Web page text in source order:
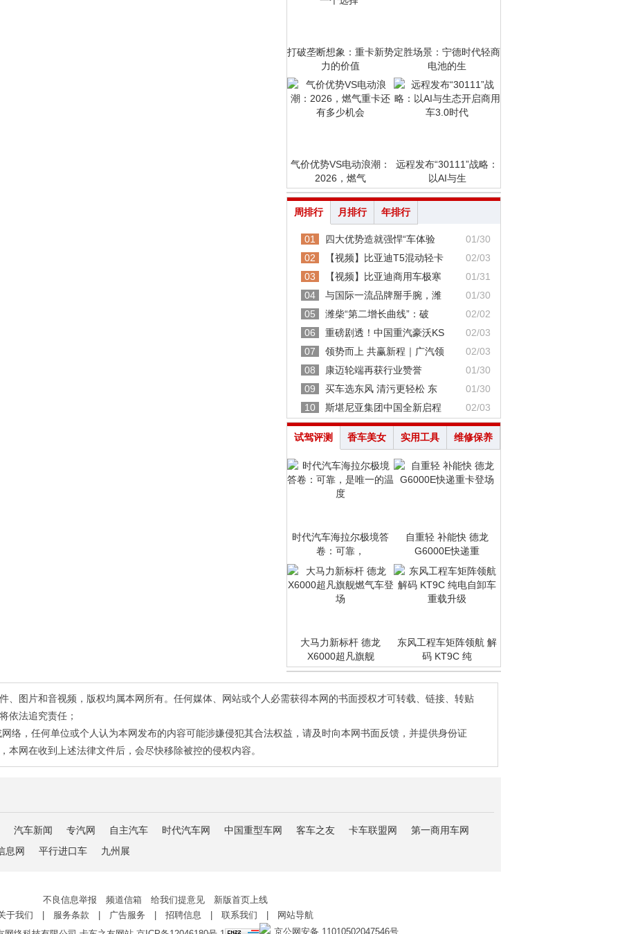
打破垄断想象：重卡新势
力的价值
定胜场景：宁德时代轻商
电池的生
气价优势VS电动浪潮：
2026，燃气
远程发布“30111”战略：
以AI与生
周排行 月排行 年排行
01 四大优势造就强悍“车体验
01/30
02
【视频】比亚迪T5混动轻卡
02/03
03
【视频】比亚迪商用车极寒
01/31
04
与国际一流品牌掰手腕，潍
01/30
05
潍柴“第二增长曲线”：破
02/02
06
重磅剧透！中国重汽豪沃KS
02/03
07
领势而上 共赢新程｜广汽领
02/03
08
康迈轮端再获行业赞誉
01/30
09
买车选东风 清污更轻松 东
01/30
10
斯堪尼亚集团中国全新启程 02/03
试驾评测 香车美女 实用工具 维修保养
时代汽车海拉尔极境答
卷：可靠，
自重轻 补能快 德龙
G6000E快递重
大马力新标杆 德龙
X6000超凡旗舰
东风工程车矩阵领航 解
码 KT9C 纯
、图片和音视频，版权均属本网所有。任何媒体、网站或个人必需获得本网的书面授权才可转载、链接、转贴
依法追究责任；
络，任何单位或个人认为本网发布的内容可能涉嫌侵犯其合法权益，请及时向本网书面反馈，并提供身份证
本网在收到上述法律文件后，会尽快移除被控的侵权内容。
汽车新闻 专汽网 自主汽车 时代汽车网 中国重型车网 客车之友 卡车联盟网
第一商用车网
息网
平行进口车 九州展
不良信息举报 频道信箱 给我们提意见 新版首页上线
于我们
服务条款 广告服务 招聘信息 联系我们
网站导航
京公网安备 11010502047546号